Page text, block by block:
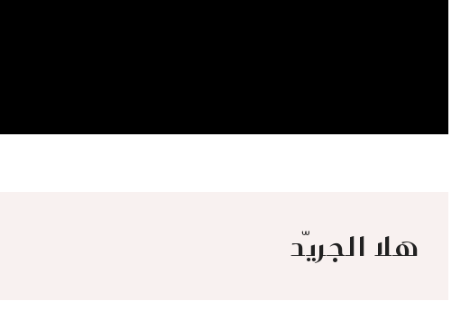
هلا الجريّد